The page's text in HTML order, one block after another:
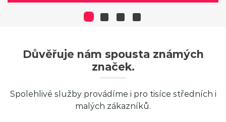
Důvěřuje nám spousta známých
značek.
Spolehlivé služby provádíme i pro tisíce středních i
malých zákazníků.